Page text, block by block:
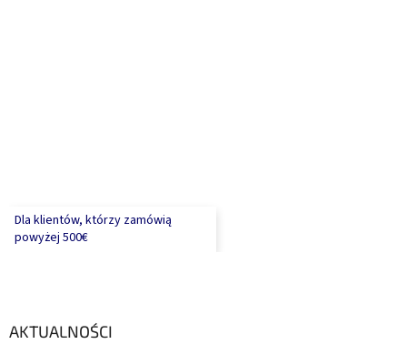
Dla klientów, którzy zamówią
powyżej 500€
AKTUALNOŚCI